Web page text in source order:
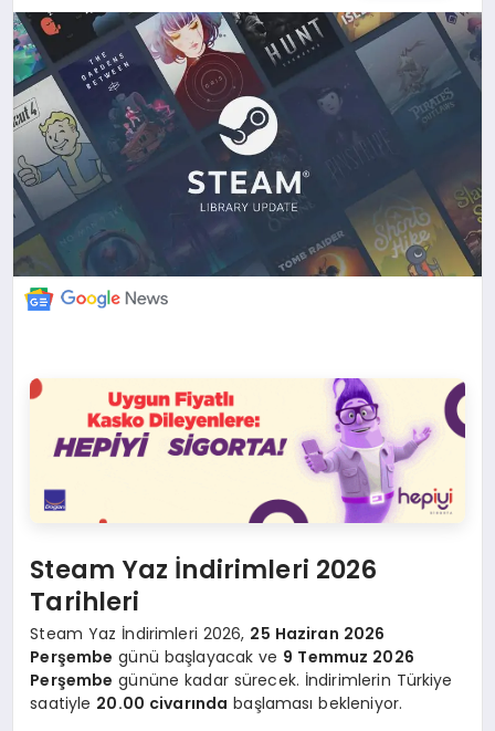
BILIM VE TEKNOLOJI
OTOMOBIL
KÜNYE
İLETIŞIM
Steam Yaz İndirimleri 2026
Tarihleri
Steam Yaz İndirimleri 2026, 25 Haziran 2026
Perşembe günü başlayacak ve 9 Temmuz 2026
Perşembe gününe kadar sürecek. İndirimlerin Türkiye
saatiyle 20.00 civarında başlaması bekleniyor.